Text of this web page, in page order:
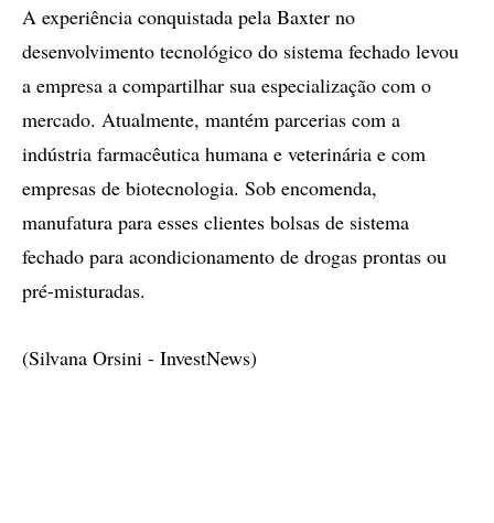
A experiência conquistada pela Baxter no
desenvolvimento tecnológico do sistema fechado levou
a empresa a compartilhar sua especialização com o
mercado. Atualmente, mantém parcerias com a
indústria farmacêutica humana e veterinária e com
empresas de biotecnologia. Sob encomenda,
manufatura para esses clientes bolsas de sistema
fechado para acondicionamento de drogas prontas ou
pré-misturadas.
(Silvana Orsini - InvestNews)